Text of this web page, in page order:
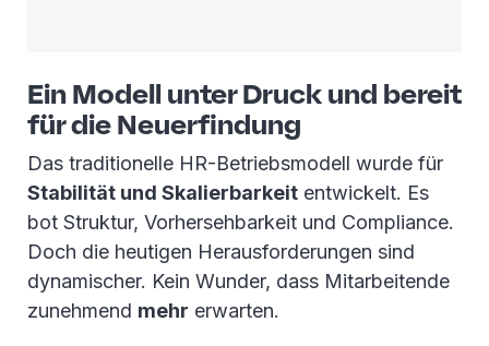
Ein Modell unter Druck und bereit
für die Neuerfindung
Das traditionelle HR-Betriebsmodell wurde für
Stabilität und Skalierbarkeit entwickelt. Es
bot Struktur, Vorhersehbarkeit und Compliance.
Doch die heutigen Herausforderungen sind
dynamischer. Kein Wunder, dass Mitarbeitende
zunehmend mehr erwarten.